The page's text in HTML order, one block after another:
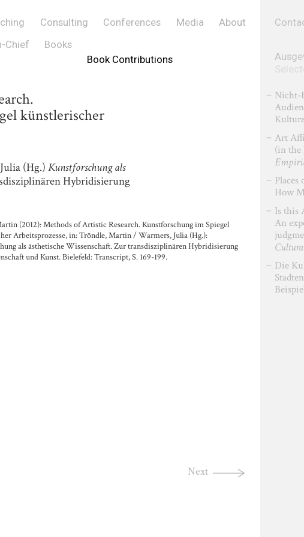
Consulting Conferences Media About
Chief
Books
Book Contributions
künstlerischer
(Hg.) Kunstforschung als
Hybridisierung
(2012): Methods of Artistic Research. Kunstforschung im Spiegel
Arbeitsprozesse, in: Tröndle, Martin / Warmers, Julia (Hg.):
als ästhetische Wissenschaft. Zur transdisziplinären Hybridisierung
und Kunst. Bielefeld: Transcript, S. 169-199.
Next
Nicht-
Art
(in the
Places
How
Is this
An
Die